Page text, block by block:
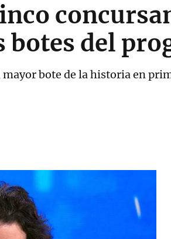
botes del
mayor bote de la historia en